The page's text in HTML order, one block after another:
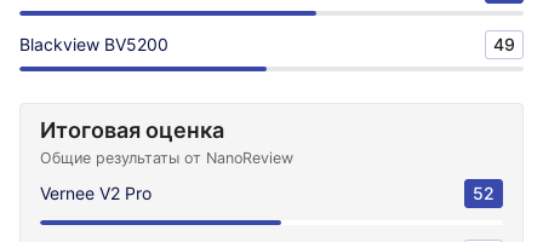
Blackview BV5200 49
Итоговая оценка
Общие результаты от NanoReview
Vernee V2 Pro 52